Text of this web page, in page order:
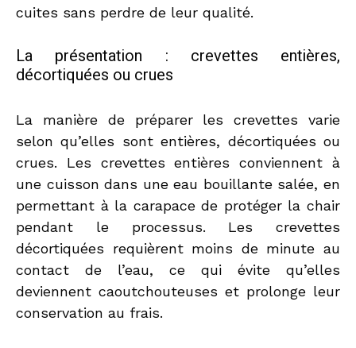
cuites sans perdre de leur qualité.
La présentation : crevettes entières,
décortiquées ou crues
La manière de préparer les crevettes varie
selon qu’elles sont entières, décortiquées ou
crues. Les crevettes entières conviennent à
une cuisson dans une eau bouillante salée, en
permettant à la carapace de protéger la chair
pendant le processus. Les crevettes
décortiquées requièrent moins de minute au
contact de l’eau, ce qui évite qu’elles
deviennent caoutchouteuses et prolonge leur
conservation au frais.